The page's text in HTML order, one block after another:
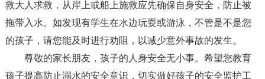
救大人求救，从岸上或船上施救应先确保自身安全，防止被
拖带入水。如发现有学生在水边玩耍或游泳，不管是不是您
的孩子，请您能及时进行劝阻，以减少意外事故的发生。
尊敬的家长朋友，孩子的人身安全无小事。希望您教育
孩子提高防止溺水的安全意识，切实做好孩子的安全监护工